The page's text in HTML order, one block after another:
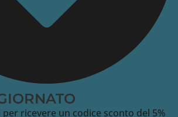
ricevere un codice sconto del 5%